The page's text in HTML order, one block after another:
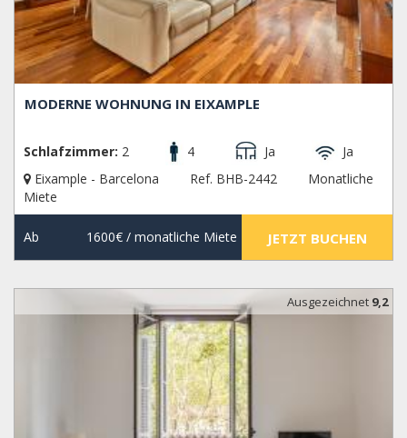
MODERNE WOHNUNG IN EIXAMPLE
Schlafzimmer: 2 4 Ja
Ja
Eixample - Barcelona
Ref. BHB-2442
Monatliche
Miete
Ab 1600€/ monatliche Miete JETZT BUCHEN
Ausgezeichnet 9,2